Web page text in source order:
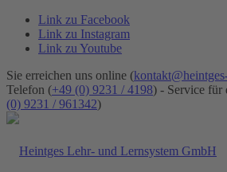
Link zu Facebook
Link zu Instagram
Link zu Youtube
Sie erreichen uns online (
Telefon (+49 (0) 9231 / 4198) - Service für
(0) 9231 / 961342)